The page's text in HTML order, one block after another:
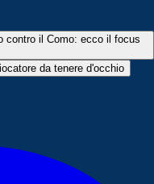
contro il Como: ecco il focus
da tenere d'occhio